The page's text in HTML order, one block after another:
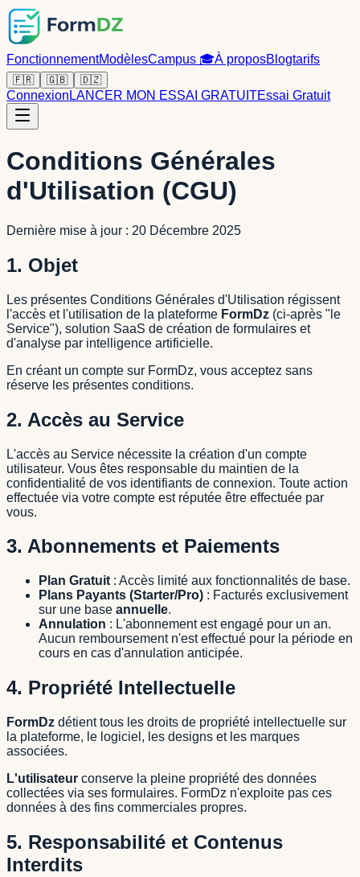
FonctionnementModèlesCampus 🎓À proposBlogtarifs
🇫🇷 🇬🇧 🇩🇿
Connexion LANCER MON ESSAI GRATUITEssai Gratuit
Conditions Générales
d'Utilisation (CGU)
Dernière mise à jour : 20 Décembre 2025
1. Objet
Les présentes Conditions Générales d'Utilisation régissent
l'accès et l'utilisation de la plateforme FormDz (ci-après "le
Service"), solution SaaS de création de formulaires et
d'analyse par intelligence artificielle.
En créant un compte sur FormDz, vous acceptez sans
réserve les présentes conditions.
2. Accès au Service
L'accès au Service nécessite la création d'un compte
utilisateur. Vous êtes responsable du maintien de la
confidentialité de vos identifiants de connexion. Toute action
effectuée via votre compte est réputée être effectuée par
vous.
3. Abonnements et Paiements
Plan Gratuit : Accès limité aux fonctionnalités de base.
Plans Payants (Starter/Pro) : Facturés exclusivement
sur une base annuelle.
Annulation : L'abonnement est engagé pour un an.
Aucun remboursement n'est effectué pour la période en
cours en cas d'annulation anticipée.
4. Propriété Intellectuelle
FormDz détient tous les droits de propriété intellectuelle sur
la plateforme, le logiciel, les designs et les marques
associées.
L'utilisateur conserve la pleine propriété des données
collectées via ses formulaires. FormDz n'exploite pas ces
données à des fins commerciales propres.
5. Responsabilité et Contenus
Interdits